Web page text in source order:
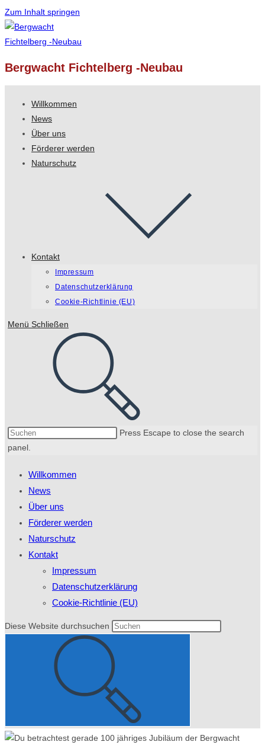
Zum Inhalt springen
Bergwacht Fichtelberg -Neubau
Willkommen
News
Über uns
Förderer werden
Naturschutz
Kontakt
Impressum
Datenschutzerklärung
Cookie-Richtlinie (EU)
Menü Schließen
Press Escape to close the search
panel.
Willkommen
News
Über uns
Förderer werden
Naturschutz
Kontakt
Impressum
Datenschutzerklärung
Cookie-Richtlinie (EU)
Diese Website durchsuchen